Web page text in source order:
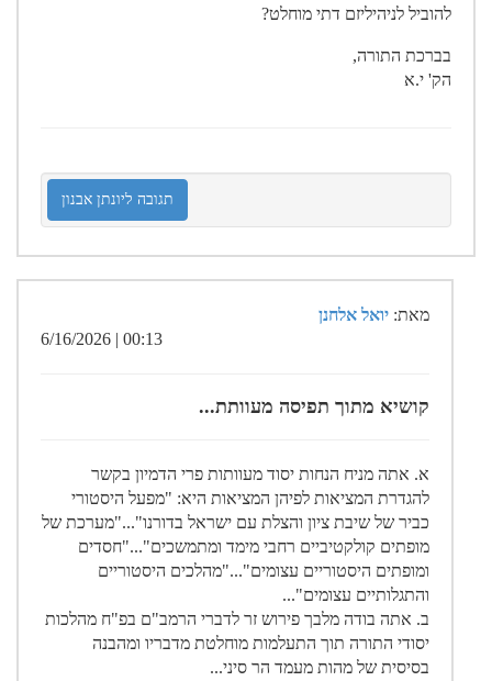
להוביל לניהיליזם דתי מוחלט?
בברכת התורה,
הק' י.א
תגובה ליונתן אבנון
מאת: יואל אלחנן
00:13 | 6/16/2026
קושיא מתוך תפיסה מעוותת...
א. אתה מניח הנחות יסוד מעוותות פרי הדמיון בקשר
להגדרת המציאות לפיהן המציאות היא: "מפעל היסטורי
כביר של שיבת ציון והצלת עם ישראל בדורנו"..."מערכת של
מופתים קולקטיביים רחבי מימד ומתמשכים"..."חסדים
ומופתים היסטוריים עצומים"..."מהלכים היסטוריים
והתגלותיים עצומים"...
ב. אתה בודה מלבך פירוש זר לדברי הרמב"ם בפ"ח מהלכות
יסודי התורה תוך התעלמות מוחלטת מדבריו ומהבנה
בסיסית של מהות מעמד הר סיני...